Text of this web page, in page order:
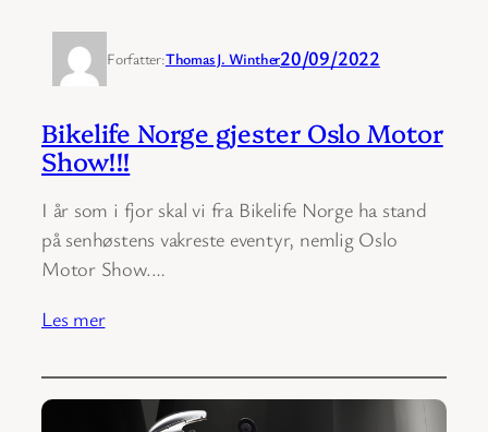
Forfatter:Thomas J. Winther20/09/2022
Bikelife Norge gjester Oslo Motor
Show!!!
I år som i fjor skal vi fra Bikelife Norge ha stand
på senhøstens vakreste eventyr, nemlig Oslo
Motor Show.…
Les mer